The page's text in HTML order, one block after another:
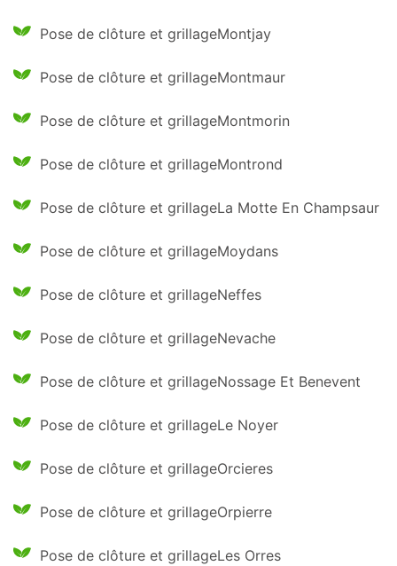
Pose de clôture et grillageMontjay
Pose de clôture et grillageMontmaur
Pose de clôture et grillageMontmorin
Pose de clôture et grillageMontrond
Pose de clôture et grillageLa Motte En Champsaur
Pose de clôture et grillageMoydans
Pose de clôture et grillageNeffes
Pose de clôture et grillageNevache
Pose de clôture et grillageNossage Et Benevent
Pose de clôture et grillageLe Noyer
Pose de clôture et grillageOrcieres
Pose de clôture et grillageOrpierre
Pose de clôture et grillageLes Orres